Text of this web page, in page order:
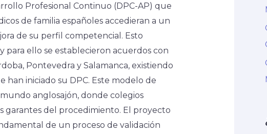
Profesional Continuo (DPC-AP) que
de familia españoles accedieran a un
de su perfil competencial. Esto
ello se establecieron acuerdos con
Pontevedra y Salamanca, existiendo
iniciado su DPC. Este modelo de
anglosajón, donde colegios
garantes del procedimiento. El proyecto
de un proceso de validación